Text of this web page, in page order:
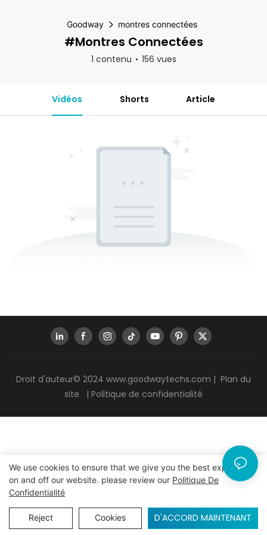
Goodway montres connectées
#montres Connectées
1 contenu 156 vues
Vidéos Shorts Article
Droit d'auteur© 2024 www.goodwaytechs.com | Plan du
site
| Politique de confidentialité
We use cookies to ensure that we give you the best experience
on and off our website. please review our Politique De
Confidentialité
Reject Cookies D'ACCORD MAINTENANT